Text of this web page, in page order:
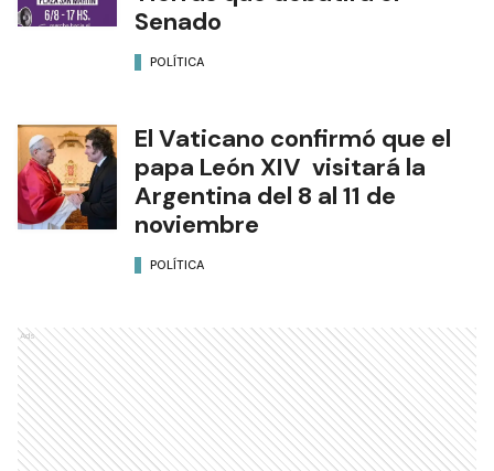
Senado
POLÍTICA
El Vaticano confirmó que el
papa León XIV visitará la
Argentina del 8 al 11 de
noviembre
POLÍTICA
Ads